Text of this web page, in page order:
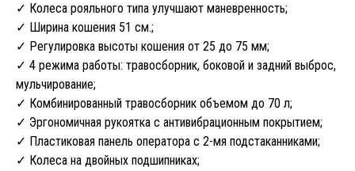
✓ Колеса рояльного типа улучшают маневренность;
✓ Ширина кошения 51 см.;
✓ Регулировка высоты кошения от 25 до 75 мм;
✓ 4 режима работы: травосборник, боковой и задний выброс,
мульчирование;
✓ Комбинированный травосборник объемом до 70 л;
✓ Эргономичная рукоятка с антивибрационным покрытием;
✓ Пластиковая панель оператора с 2-мя подстаканниками;
✓ Колеса на двойных подшипниках;